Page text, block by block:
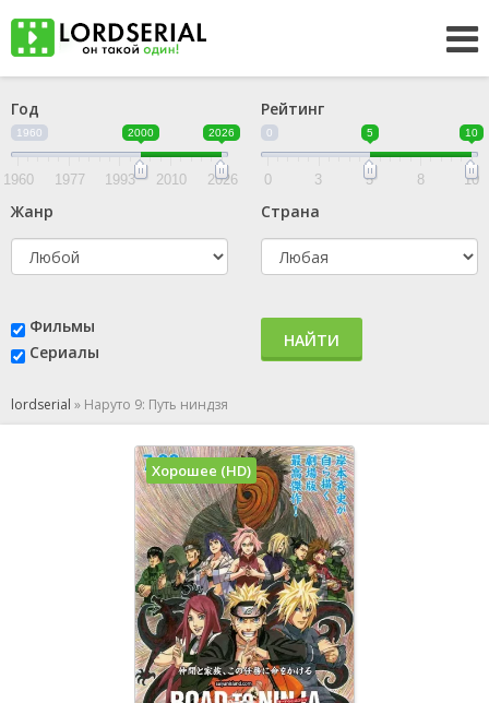
Год
1960 2000 2026
1960 1977 1993 2010 2026
Рейтинг
0 5 10
0 3 5 8 10
Жанр Страна
Фильмы
Сериалы
НАЙТИ
lordserial » Наруто 9: Путь ниндзя
Хорошее (HD)